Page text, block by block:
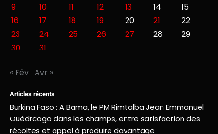
9
10 11 12 13 14
15
16
17 18 19 20 21
22
23
24 25 26 27 28
29
30
31
« Fév Avr »
Articles récents
Burkina Faso : A Bama, le PM Rimtalba Jean Emmanuel
Ouédraogo dans les champs, entre satisfaction des
récoltes et appel à produire davantage